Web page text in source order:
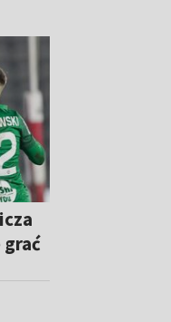
grać